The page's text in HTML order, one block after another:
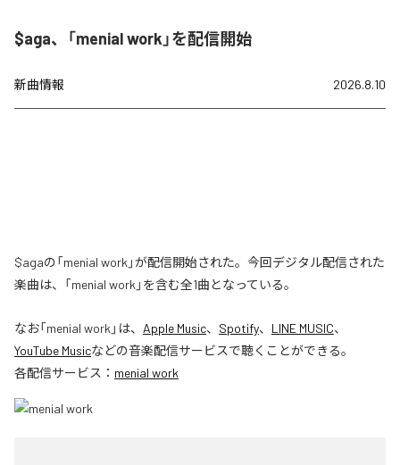
$aga、「menial work」を配信開始
新曲情報 2026.8.10
$agaの「menial work」が配信開始された。今回デジタル配信された
楽曲は、「menial work」を含む全1曲となっている。
なお「menial work 」は、 Apple Music、 Spotify、 LINE MUSIC、
YouTube Musicなどの音楽配信サービスで聴くことができる。
各配信サービス： menial work